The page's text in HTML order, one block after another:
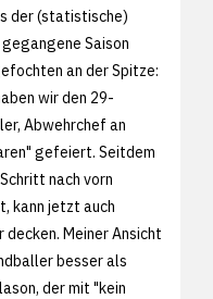
der (statistische)
Saison
an der Spitze:
wir den 29-
Abwehrchef an
gefeiert. Seitdem
nach vorn
kann jetzt auch
Meiner Ansicht
besser als
der mit "kein